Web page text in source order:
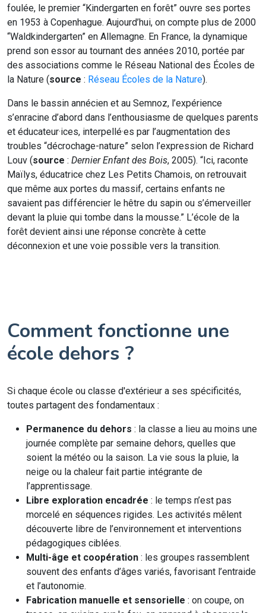
foulée, le premier “Kindergarten en forêt” ouvre ses portes
en 1953 à Copenhague. Aujourd’hui, on compte plus de 2000
“Waldkindergarten” en Allemagne. En France, la dynamique
prend son essor au tournant des années 2010, portée par
des associations comme le Réseau National des Écoles de
la Nature (source : Réseau Écoles de la Nature).
Dans le bassin annécien et au Semnoz, l’expérience
s’enracine d’abord dans l’enthousiasme de quelques parents
et éducateur·ices, interpellé·es par l’augmentation des
troubles “décrochage-nature” selon l’expression de Richard
Louv (source : Dernier Enfant des Bois, 2005). “Ici, raconte
Maïlys, éducatrice chez Les Petits Chamois, on retrouvait
que même aux portes du massif, certains enfants ne
savaient pas différencier le hêtre du sapin ou s’émerveiller
devant la pluie qui tombe dans la mousse.” L’école de la
forêt devient ainsi une réponse concrète à cette
déconnexion et une voie possible vers la transition.
Comment fonctionne une
école dehors ?
Si chaque école ou classe d'extérieur a ses spécificités,
toutes partagent des fondamentaux :
Permanence du dehors : la classe a lieu au moins une
journée complète par semaine dehors, quelles que
soient la météo ou la saison. La vie sous la pluie, la
neige ou la chaleur fait partie intégrante de
l’apprentissage.
Libre exploration encadrée : le temps n’est pas
morcelé en séquences rigides. Les activités mêlent
découverte libre de l’environnement et interventions
pédagogiques ciblées.
Multi-âge et coopération : les groupes rassemblent
souvent des enfants d’âges variés, favorisant l’entraide
et l’autonomie.
Fabrication manuelle et sensorielle : on coupe, on